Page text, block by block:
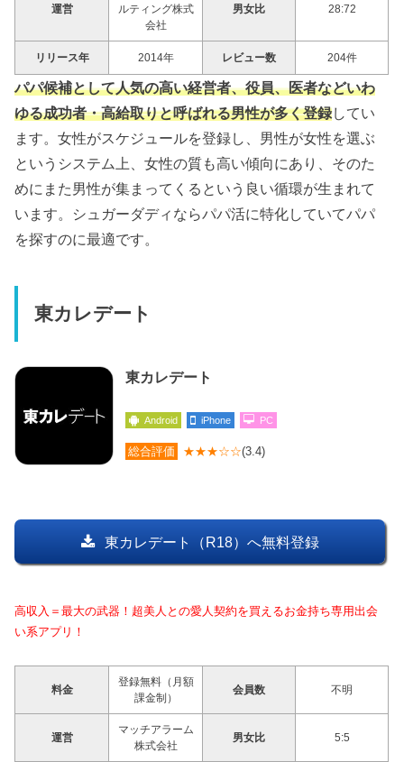
運営
ルティング株式
会社
男女比 28:72
リリース年 2014年 レビュー数 204件
パパ候補として人気の高い経営者、役員、医者などいわ
ゆる成功者・高給取りと呼ばれる男性が多く登録してい
ます。女性がスケジュールを登録し、男性が女性を選ぶ
というシステム上、女性の質も高い傾向にあり、そのた
めにまた男性が集まってくるという良い循環が生まれて
います。シュガーダディならパパ活に特化していてパパ
を探すのに最適です。
東カレデート
東カレデート
Android iPhone PC
総合評価 ★★★☆☆(3.4)
東カレデート（R18）へ無料登録
高収入＝最大の武器！超美人との愛人契約を買えるお金持ち専用出会
い系アプリ！
料金
登録無料（月額
課金制）
会員数 不明
運営
マッチアラーム
株式会社
男女比 5:5